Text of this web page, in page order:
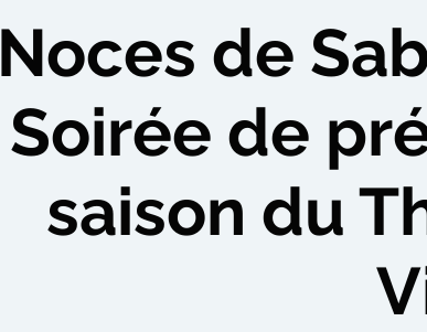
Noces de
Soirée de
saison du